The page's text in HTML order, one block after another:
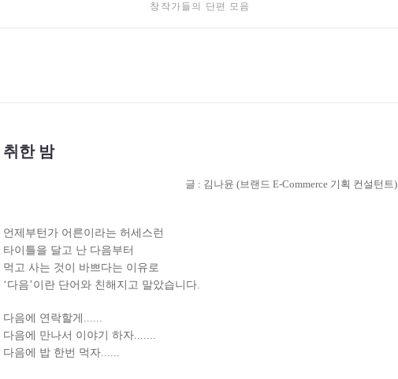
창작가들의 단편 모음
취한 밤
글 : 김나윤 (브랜드 E-Commerce 기획 컨설턴트)
언제부턴가 어른이라는 허세스런
타이틀을 달고 난 다음부터
먹고 사는 것이 바쁘다는 이유로
‘다음’이란 단어와 친해지고 말았습니다.
다음에 연락할게......
다음에 만나서 이야기 하자.......
다음에 밥 한번 먹자......